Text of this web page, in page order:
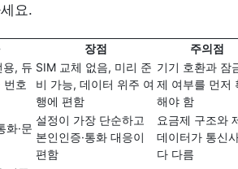
요.
장점 주의점
용, 듀
번호
SIM 교체 없음, 미리 준
비 가능, 데이터 위주 여
행에 편함
기기 호환과 잠
제 여부를 먼저
해야 함
화·문
설정이 가장 단순하고
본인인증·통화 대응이
편함
요금제 구조와
데이터가 통신
다 다름